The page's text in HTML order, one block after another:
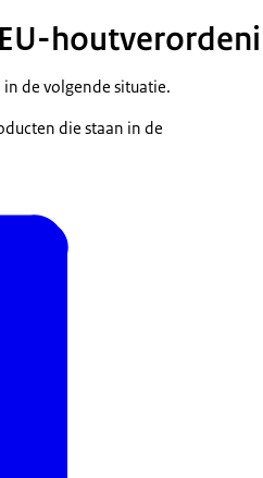
de volgende situatie.
die staan in de